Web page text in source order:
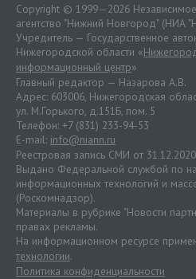
Copyright © 1999—2026
агентство "Нижний Новгород" (НИА
Учредитель — Государственное
Нижегородской области «
информационный центр»
Главный редактор — Назарова А.В.
Адрес: 603006, Нижегородская
ул. М.Горького, д.151Б, пом. 5
Телефон: +7 (831) 233-94-53
E-mail: info@niann.ru
Реестровая запись СМИ от
Выдано Федеральной службой по
информационных технологий и
(Роскомнадзор).
Материалы в рубрике "Новости
правах рекламы.
На информационном ресурсе
технологии.
Политика конфиденциальности